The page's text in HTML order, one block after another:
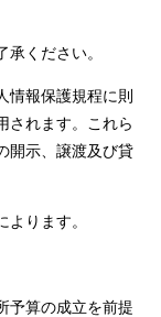
ください。
情報保護規程に則
されます。これら
開示、譲渡及び貸
ります。
予算の成立を前提